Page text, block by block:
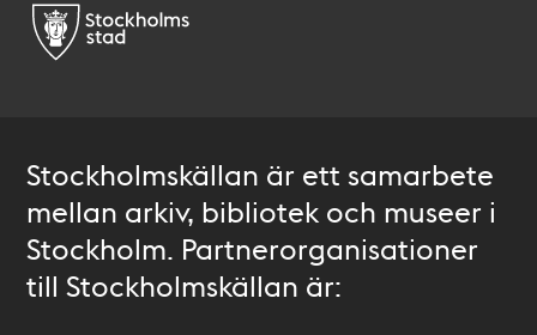
Stockholmskällan är ett samarbete
mellan arkiv, bibliotek och museer i
Stockholm. Partnerorganisationer
till Stockholmskällan är: